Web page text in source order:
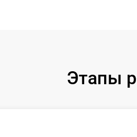
Этапы